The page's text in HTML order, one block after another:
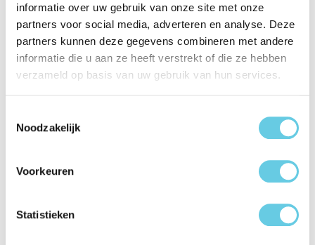
informatie over uw gebruik van onze site met onze
partners voor social media, adverteren en analyse. Deze
partners kunnen deze gegevens combineren met andere
informatie die u aan ze heeft verstrekt of die ze hebben
verzameld op basis van uw gebruik van hun services.
Noodzakelijk
Voorkeuren
Statistieken
Galaxy S26 Ultra Thin gel case
transparant"
Dit flexibele Thin gel hoesje voor de Samsung Galaxy S26
Ultra is vervaardigd uit gerecycled plastic, waardoor je zowel
je telefoon als het milieu beschermt.
Dankzij het transparante ontwerp blijft het originele ontwerp
van je telefoon perfect zichtbaar, terwijl het toch stevig
uitsparingen die ervoor zorgen dat alle poorten, knoppen en
de camera makkelijk toegankelijk blijven. Met zijn ultradunne
effectieve bescherming tegen krassen en stoten, waardoor je